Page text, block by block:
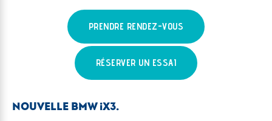
PRENDRE RENDEZ-VOUS
RÉSERVER UN ESSAI
NOUVELLE BMW iX3.